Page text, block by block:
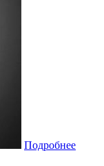
Подробнее